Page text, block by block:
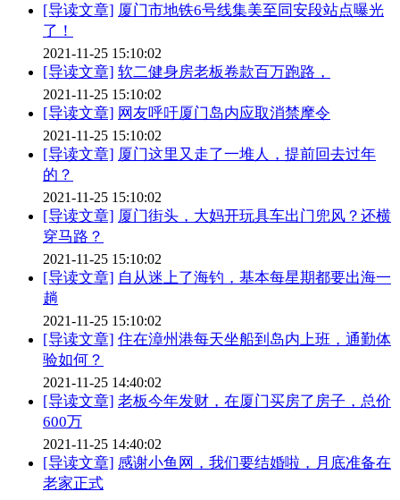
[导读文章] 厦门市地铁6号线集美至同安段站点曝光
了！
2021-11-25 15:10:02
[导读文章] 软二健身房老板卷款百万跑路，
2021-11-25 15:10:02
[导读文章] 网友呼吁厦门岛内应取消禁摩令
2021-11-25 15:10:02
[导读文章] 厦门这里又走了一堆人，提前回去过年
的？
2021-11-25 15:10:02
[导读文章] 厦门街头，大妈开玩具车出门兜风？还横
穿马路？
2021-11-25 15:10:02
[导读文章] 自从迷上了海钓，基本每星期都要出海一
趟
2021-11-25 15:10:02
[导读文章] 住在漳州港每天坐船到岛内上班，通勤体
验如何？
2021-11-25 14:40:02
[导读文章] 老板今年发财，在厦门买房了房子，总价
600万
2021-11-25 14:40:02
[导读文章] 感谢小鱼网，我们要结婚啦，月底准备在
老家正式